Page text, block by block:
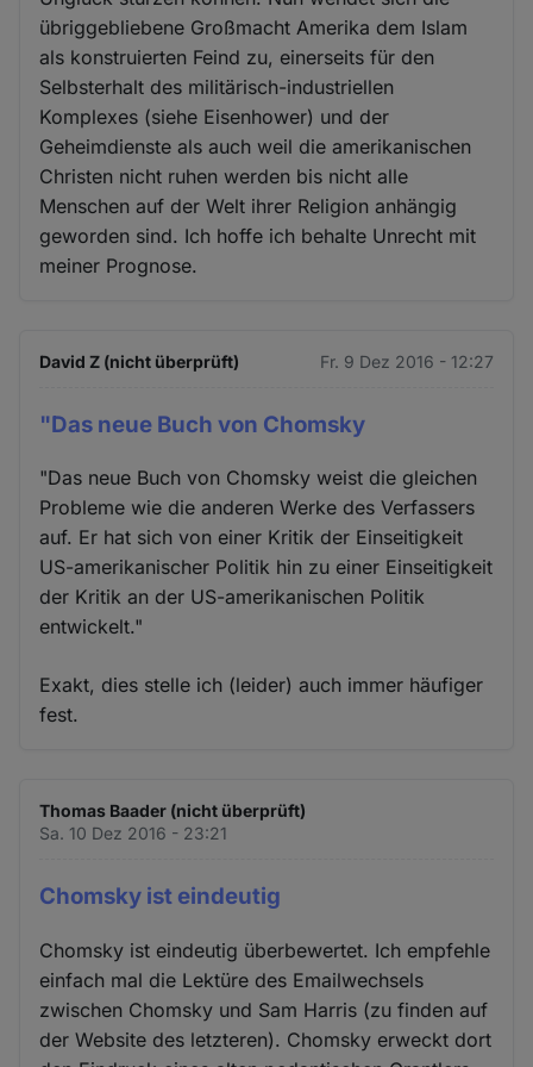
übriggebliebene Großmacht Amerika dem Islam
als konstruierten Feind zu, einerseits für den
Selbsterhalt des militärisch-industriellen
Komplexes (siehe Eisenhower) und der
Geheimdienste als auch weil die amerikanischen
Christen nicht ruhen werden bis nicht alle
Menschen auf der Welt ihrer Religion anhängig
geworden sind. Ich hoffe ich behalte Unrecht mit
meiner Prognose.
David Z (nicht überprüft) Fr. 9 Dez 2016 - 12:27
"Das neue Buch von Chomsky
"Das neue Buch von Chomsky weist die gleichen
Probleme wie die anderen Werke des Verfassers
auf. Er hat sich von einer Kritik der Einseitigkeit
US-amerikanischer Politik hin zu einer Einseitigkeit
der Kritik an der US-amerikanischen Politik
entwickelt."
Exakt, dies stelle ich (leider) auch immer häufiger
fest.
Thomas Baader (nicht überprüft)
Sa. 10 Dez 2016 - 23:21
Chomsky ist eindeutig
Chomsky ist eindeutig überbewertet. Ich empfehle
einfach mal die Lektüre des Emailwechsels
zwischen Chomsky und Sam Harris (zu finden auf
der Website des letzteren). Chomsky erweckt dort